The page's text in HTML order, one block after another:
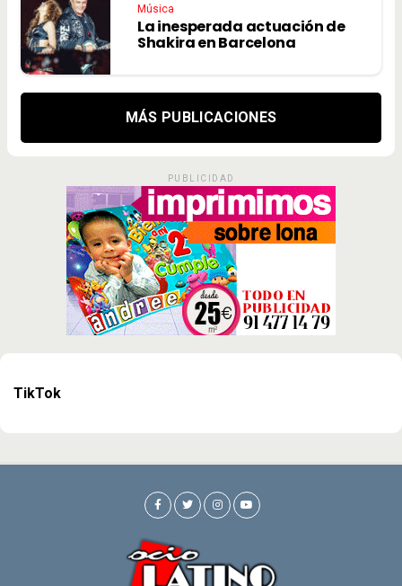
Música
La inesperada actuación de
Shakira en Barcelona
MÁS PUBLICACIONES
PUBLICIDAD
TikTok